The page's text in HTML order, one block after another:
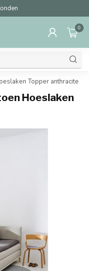
0
Topper anthracite
Hoeslaken